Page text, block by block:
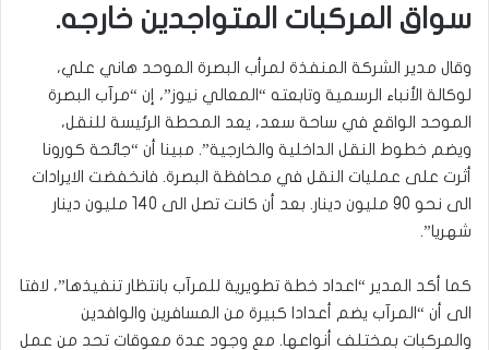
سواق المركبات المتواجدين خارجه.
وقال مدير الشركة المنفذة لمرأب البصرة الموحد هاني علي،
لوكالة الأنباء الرسمية وتابعته “المعالي نيوز”، إن “مرآب البصرة
الموحد الواقع في ساحة سعد، يعد المحطة الرئيسة للنقل،
ويضم خطوط النقل الداخلية والخارجية”. مبينا أن “جائحة كورونا
أثرت على عمليات النقل في محافظة البصرة. فانخفضت الايرادات
الى نحو 90 مليون دينار. بعد أن كانت تصل الى 140 مليون دينار
شهريا”.
كما أكد المدير “اعداد خطة تطويرية للمرآب بانتظار تنفيذها”، لافتا
الى أن “المرآب يضم أعدادا كبيرة من المسافرين والوافدين
والمركبات بمختلف أنواعها. مع وجود عدة معوقات تحد من عمل